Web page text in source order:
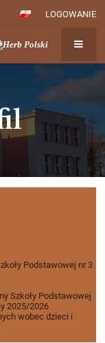
LOGOWANIE
Podstawowej nr 3
Szkoły Podstawowej
2025/2026
wobec dzieci i